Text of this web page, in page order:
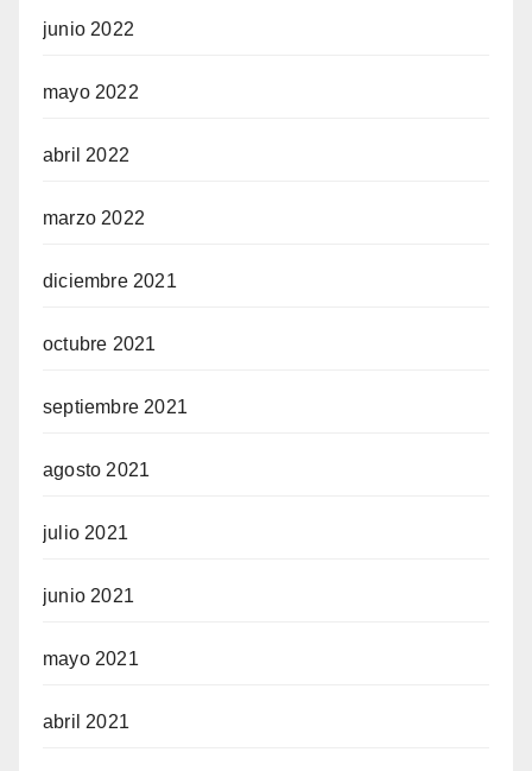
junio 2022
mayo 2022
abril 2022
marzo 2022
diciembre 2021
octubre 2021
septiembre 2021
agosto 2021
julio 2021
junio 2021
mayo 2021
abril 2021